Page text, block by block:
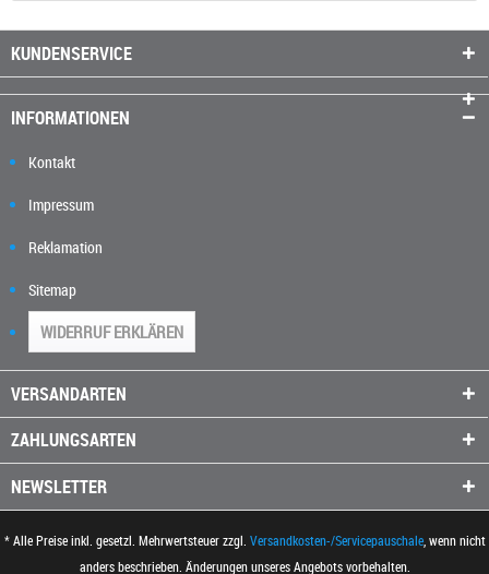
KUNDENSERVICE
INFORMATIONEN
Kontakt
Impressum
Reklamation
Sitemap
WIDERRUF ERKLÄREN
VERSANDARTEN
ZAHLUNGSARTEN
NEWSLETTER
* Alle Preise inkl. gesetzl. Mehrwertsteuer zzgl. Versandkosten-/Servicepauschale, wenn nicht
anders beschrieben. Änderungen unseres Angebots vorbehalten.